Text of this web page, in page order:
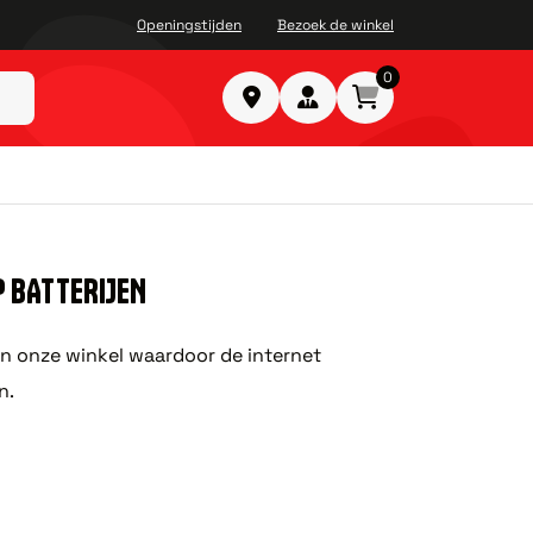
Openingstijden Bezoek de winkel
0
onze winkel waardoor de internet